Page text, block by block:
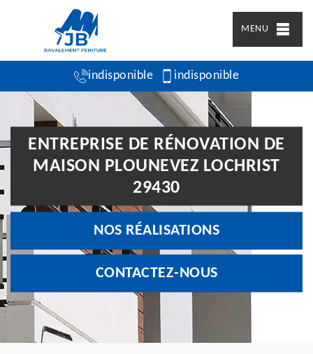
MENU
indisponible indisponible
ENTREPRISE DE RÉNOVATION DE
MAISON PLOUNEVEZ LOCHRIST
29430
NOS RÉALISATIONS
CONTACTEZ-NOUS